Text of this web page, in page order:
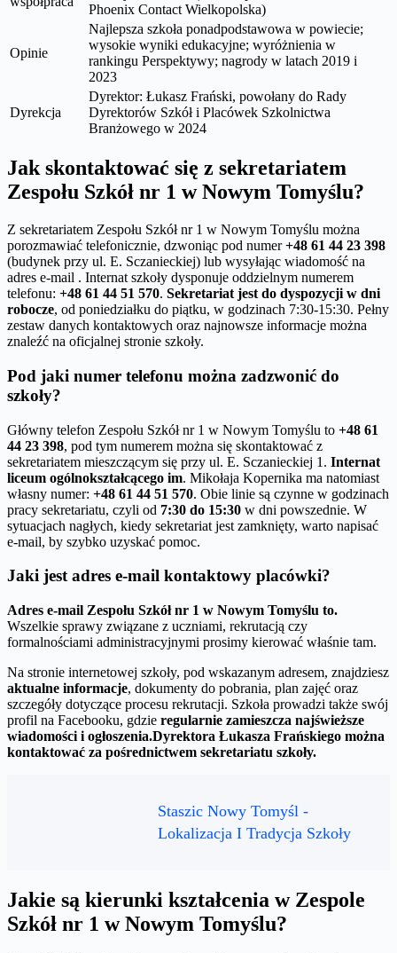
Phoenix Contact Wielkopolska)
Opinie
Najlepsza szkoła ponadpodstawowa w powiecie;
wysokie wyniki edukacyjne; wyróżnienia w
rankingu Perspektywy; nagrody w latach 2019 i
2023
Dyrekcja
Dyrektor: Łukasz Frański, powołany do Rady
Dyrektorów Szkół i Placówek Szkolnictwa
Branżowego w 2024
Jak skontaktować się z sekretariatem
Zespołu Szkół nr 1 w Nowym Tomyślu?
Z sekretariatem Zespołu Szkół nr 1 w Nowym Tomyślu można
porozmawiać telefonicznie, dzwoniąc pod numer+48 61 44 23 398
(budynek przy ul. E. Sczanieckiej) lub wysyłając wiadomość na
adres e-mail . Internat szkoły dysponuje oddzielnym numerem
telefonu: +48 61 44 51 570. Sekretariat jest do dyspozycji w dni
robocze, od poniedziałku do piątku, w godzinach 7:30-15:30. Pełny
zestaw danych kontaktowych oraz najnowsze informacje można
znaleźć na oficjalnej stronie szkoły.
Pod jaki numer telefonu można zadzwonić do
szkoły?
Główny telefon Zespołu Szkół nr 1 w Nowym Tomyślu to +48 61
44 23 398, pod tym numerem można się skontaktować z
sekretariatem mieszczącym się przy ul. E. Sczanieckiej 1. Internat
liceum ogólnokształcącego im. Mikołaja Kopernika ma natomiast
własny numer: +48 61 44 51 570. Obie linie są czynne w godzinach
pracy sekretariatu, czyli od 7:30 do 15:30 w dni powszednie. W
sytuacjach nagłych, kiedy sekretariat jest zamknięty, warto napisać
e-mail, by szybko uzyskać pomoc.
Jaki jest adres e-mail kontaktowy placówki?
Adres e-mail Zespołu Szkół nr 1 w Nowym Tomyślu to.
Wszelkie sprawy związane z uczniami, rekrutacją czy
formalnościami administracyjnymi prosimy kierować właśnie tam.
Na stronie internetowej szkoły, pod wskazanym adresem, znajdziesz
aktualne informacje, dokumenty do pobrania, plan zajęć oraz
szczegóły dotyczące procesu rekrutacji. Szkoła prowadzi także swój
profil na Facebooku, gdzie regularnie zamieszcza najświeższe
wiadomości i ogłoszenia.Dyrektora Łukasza Frańskiego można
kontaktować za pośrednictwem sekretariatu szkoły.
Staszic Nowy Tomyśl -
Lokalizacja I Tradycja Szkoły
Jakie są kierunki kształcenia w Zespole
Szkół nr 1 w Nowym Tomyślu?